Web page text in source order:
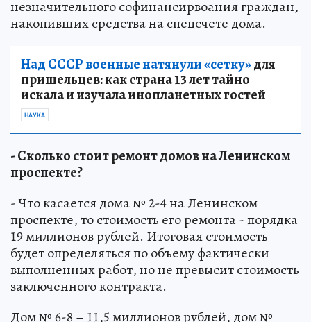
незначительного софинансирвоания граждан,
накопивших средства на спецсчете дома.
Над СССР военные натянули «сетку»для
пришельцев: как страна 13 лет тайно
искала и изучала инопланетных гостей
НАУКА
- Сколько стоит ремонт домов на Ленинском
проспекте?
- Что касается дома № 2-4 на Ленинском
проспекте, то стоимость его ремонта - порядка
19 миллионов рублей. Итоговая стоимость
будет определяться по объему фактически
выполненных работ, но не превысит стоимость
заключенного контракта.
Дом № 6-8 – 11,5 миллионов рублей, дом №